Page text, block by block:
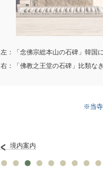
左：「念佛宗総本山の石碑」韓国
右：「佛教之王堂の石碑」比類な
※当寺
境内案内